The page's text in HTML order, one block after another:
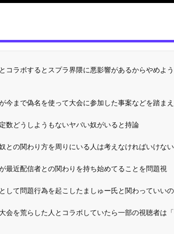
コラボするとスプラ界隈に悪影響があるからやめよう
今まで偽名を使って大会に参加した事案などを踏まえ
数どうしようもないヤバい奴がいると持論
との関わり方を周りにいる人は考えなければいけない
最近配信者との関わりを持ち始めてることを問題視
して問題行為を起こしたましゅー氏と関わっていい
会を荒らした人とコラボしていたら一部の視聴者は